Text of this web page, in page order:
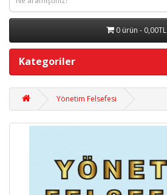
0 ürün - 0,00TL
Kategoriler
Yönetim Felsefesi